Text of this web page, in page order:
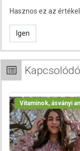
rendelkezhetnek,
tulajdonítani.
A termék nem
termék nem gyógyít
Betegség esetén
mennyiséget ne lépje
allergiás!
Hasznos ez az
Igen
Vitaminok, ásványi